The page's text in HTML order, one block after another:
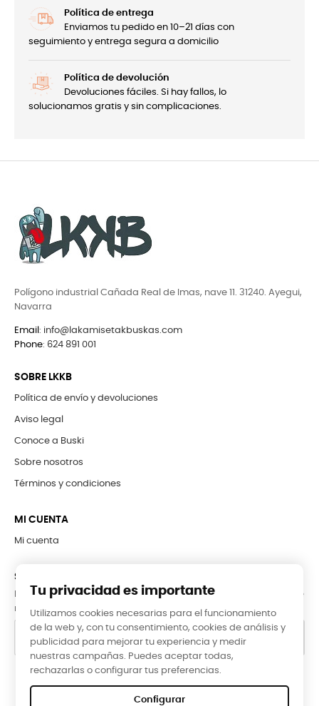
Política de entrega
Enviamos tu pedido en 10–21 días con
seguimiento y entrega segura a domicilio
Política de devolución
Devoluciones fáciles. Si hay fallos, lo
solucionamos gratis y sin complicaciones.
Polígono industrial Cañada Real de Imas, nave 11. 31240. Ayegui,
Navarra
Email : info@lakamisetakbuskas.com
Phone: 624 891 001
SOBRE LKKB
Política de envío y devoluciones
Aviso legal
Conoce a Buski
Sobre nosotros
Términos y condiciones
MI CUENTA
Mi cuenta
SUBCRÍBETE A LA NEWSLETTER
Puede darse de baja en cualquier momento. Para ello, consulte
nuestra información de contacto en el aviso legal.
Google Reviews
Tu privacidad es importante
Utilizamos cookies necesarias para el funcionamiento
de la web y, con tu consentimiento, cookies de análisis y
publicidad para mejorar tu experiencia y medir
nuestras campañas. Puedes aceptar todas,
rechazarlas o configurar tus preferencias.
Configurar